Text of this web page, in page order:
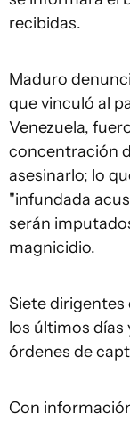
recibidas.
Maduro
que vinculó al
Venezuela,
concentración
asesinarlo; lo
"infundada
serán
magnicidio.
Siete dirigentes
los últimos días
órdenes de
Con